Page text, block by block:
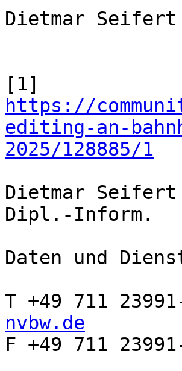
Dietmar Seifert
https://
editing-an-
2025/128885/1
Dietmar Seifert
Dipl.-Inform.
Daten und
T +49 711
nvbw.de
F +49 711